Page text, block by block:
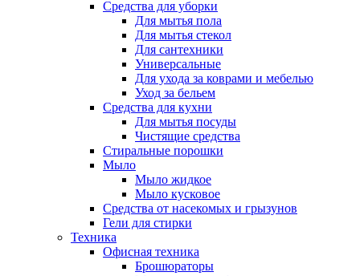
Средства для уборки
Для мытья пола
Для мытья стекол
Для сантехники
Универсальные
Для ухода за коврами и мебелью
Уход за бельем
Средства для кухни
Для мытья посуды
Чистящие средства
Стиральные порошки
Мыло
Мыло жидкое
Мыло кусковое
Средства от насекомых и грызунов
Гели для стирки
Техника
Офисная техника
Брошюраторы